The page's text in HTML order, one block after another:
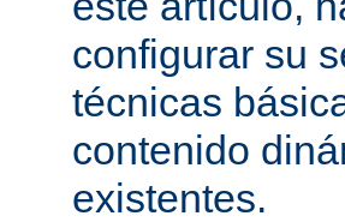
configurar su
técnicas
contenido
existentes.